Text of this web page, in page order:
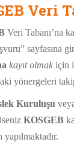
Veri
Veri Tabanı’na
sayfasına
kayıt olmak için
yönergeleri
Kuruluşu
KOSGEB
yapılmaktadır.